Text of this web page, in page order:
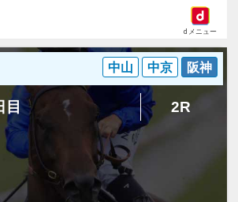
dメニュー
中山 中京 阪神
2R